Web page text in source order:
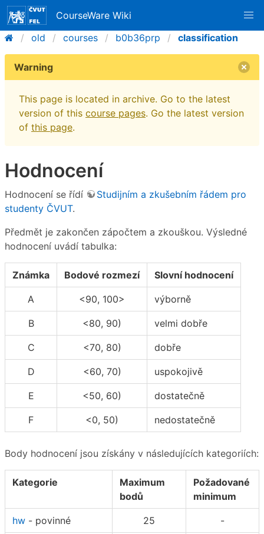
CourseWare Wiki
old
courses b0b36prp classification
Warning
This page is located in archive. Go to the latest
version of this course pages. Go the latest version
of this page.
Hodnocení
Hodnocení se řídí
Studijním a zkušebním řádem pro
studenty ČVUT.
Předmět je zakončen zápočtem a zkouškou. Výsledné
hodnocení uvádí tabulka:
Známka Bodové rozmezí Slovní hodnocení
A <90, 100> výborně
B <80, 90) velmi dobře
C <70, 80) dobře
D <60, 70) uspokojivě
E <50, 60) dostatečně
F <0, 50) nedostatečně
Body hodnocení jsou získány v následujících kategoriích:
Kategorie
Maximum
bodů
Požadované
minimum
hw - povinné 25 -